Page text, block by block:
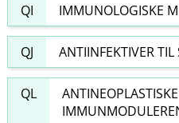
QI IMMUNOLOGISKE
QJ ANTIINFEKTIVER
QL